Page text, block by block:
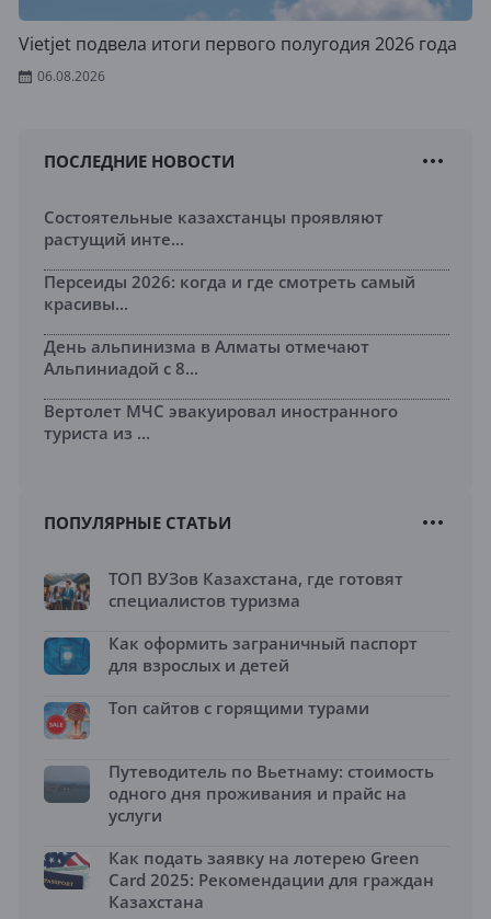
Vietjet подвела итоги первого полугодия 2026 года
06.08.2026
ПОСЛЕДНИЕ НОВОСТИ
Состоятельные казахстанцы проявляют
растущий инте...
Персеиды 2026: когда и где смотреть самый
красивы...
День альпинизма в Алматы отмечают
Альпиниадой с 8...
Вертолет МЧС эвакуировал иностранного
туриста из ...
ПОПУЛЯРНЫЕ СТАТЬИ
ТОП ВУЗов Казахстана, где готовят
специалистов туризма
Как оформить заграничный паспорт
для взрослых и детей
Топ сайтов с горящими турами
Путеводитель по Вьетнаму: стоимость
одного дня проживания и прайс на
услуги
Как подать заявку на лотерею Green
Card 2025: Рекомендации для граждан
Казахстана